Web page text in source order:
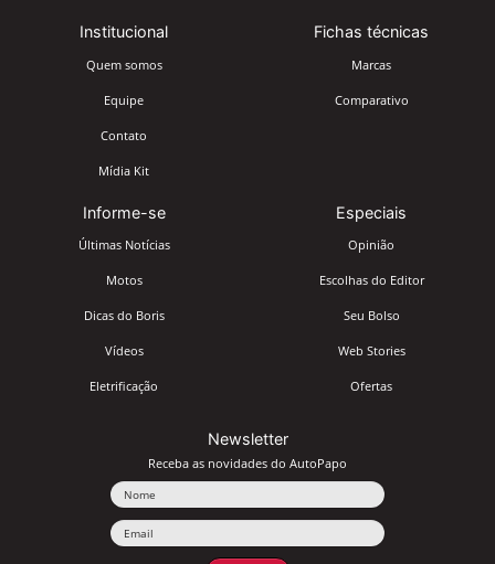
Institucional
Quem somos
Equipe
Contato
Mídia Kit
Fichas técnicas
Marcas
Comparativo
Informe-se
Últimas Notícias
Motos
Dicas do Boris
Vídeos
Eletrificação
Especiais
Opinião
Escolhas do Editor
Seu Bolso
Web Stories
Ofertas
Newsletter
Receba as novidades do AutoPapo